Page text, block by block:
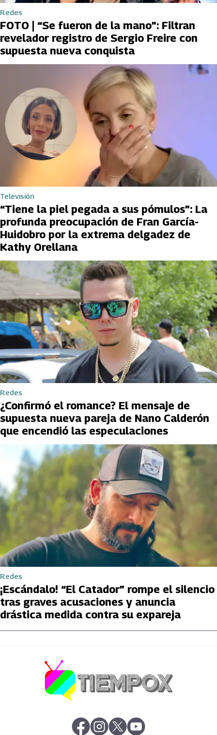
Redes
FOTO | “Se fueron de la mano”: Filtran
revelador registro de Sergio Freire con
supuesta nueva conquista
Televisión
“Tiene la piel pegada a sus pómulos”: La
profunda preocupación de Fran García-
Huidobro por la extrema delgadez de
Kathy Orellana
Redes
¿Confirmó el romance? El mensaje de
supuesta nueva pareja de Nano Calderón
que encendió las especulaciones
Redes
¡Escándalo! “El Catador” rompe el silencio
tras graves acusaciones y anuncia
drástica medida contra su expareja
abre en nueva pestaña
abre en nueva pestaña
abre en nueva pestaña